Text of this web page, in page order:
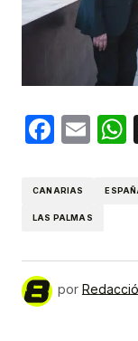
CANARIAS
LAS PALMAS
por